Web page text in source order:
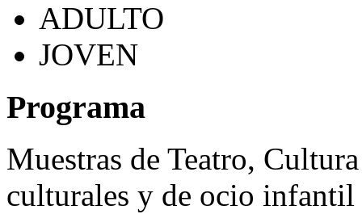
ADULTO
JOVEN
Programa
Muestras de Teatro,
culturales y de ocio infantil